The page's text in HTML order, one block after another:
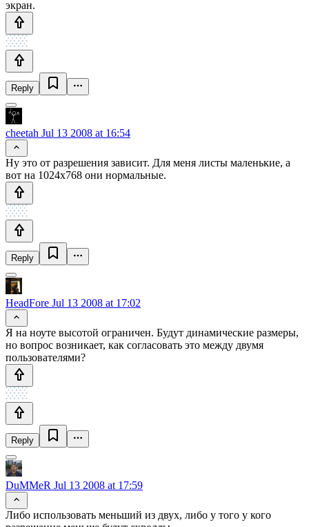
экран.
Reply
cheetah Jul 13 2008 at 16:54
Ну это от разрешения зависит. Для меня листы маленькие, а
вот на 1024х768 они нормальные.
Reply
HeadFore Jul 13 2008 at 17:02
Я на ноуте высотой ограничен. Будут динамические размеры,
но вопрос возникает, как согласовать это между двумя
пользователями?
Reply
DuMMeR Jul 13 2008 at 17:59
Либо использовать меньший из двух, либо у того у кого